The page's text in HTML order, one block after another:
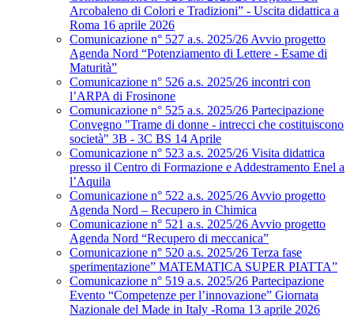
Arcobaleno di Colori e Tradizioni” - Uscita didattica a
Roma 16 aprile 2026
Comunicazione n° 527 a.s. 2025/26 Avvio progetto
Agenda Nord “Potenziamento di Lettere - Esame di
Maturità”
Comunicazione n° 526 a.s. 2025/26 incontri con
l’ARPA di Frosinone
Comunicazione n° 525 a.s. 2025/26 Partecipazione
Convegno "Trame di donne - intrecci che costituiscono
società" 3B - 3C BS 14 Aprile
Comunicazione n° 523 a.s. 2025/26 Visita didattica
presso il Centro di Formazione e Addestramento Enel a
l’Aquila
Comunicazione n° 522 a.s. 2025/26 Avvio progetto
Agenda Nord – Recupero in Chimica
Comunicazione n° 521 a.s. 2025/26 Avvio progetto
Agenda Nord “Recupero di meccanica”
Comunicazione n° 520 a.s. 2025/26 Terza fase
sperimentazione” MATEMATICA SUPER PIATTA”
Comunicazione n° 519 a.s. 2025/26 Partecipazione
Evento “Competenze per l’innovazione” Giornata
Nazionale del Made in Italy -Roma 13 aprile 2026